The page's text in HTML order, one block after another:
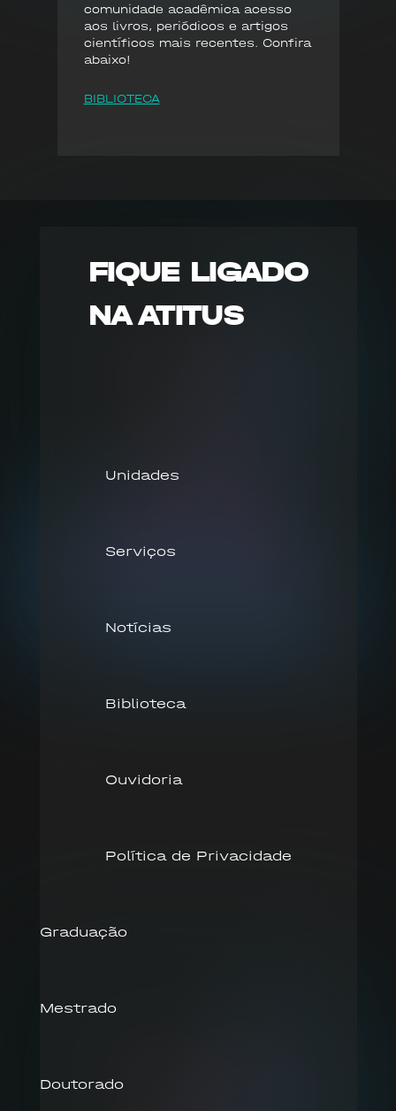
comunidade acadêmica acesso
aos livros, periódicos e artigos
científicos mais recentes. Confira
abaixo!
BIBLIOTECA
FIQUE LIGADO
NA ATITUS
Unidades
Serviços
Notícias
Biblioteca
Ouvidoria
Política de Privacidade
Graduação
Mestrado
Doutorado